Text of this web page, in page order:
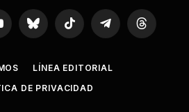
Bluesky TikTok TelegramThreads
LÍNEA EDITORIAL
DE PRIVACIDAD